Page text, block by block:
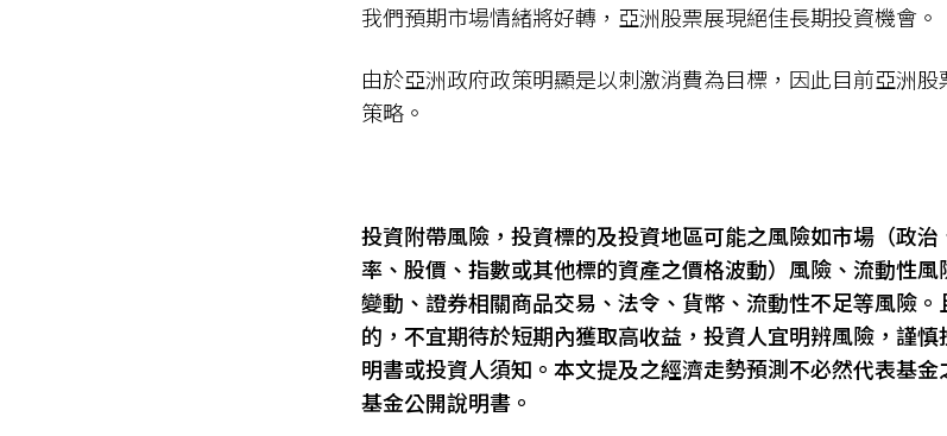
我們預期市場情緒將好轉，亞洲股票展現絕佳長期投資機會。
由於亞洲政府政策明顯是以刺激消費為目標，因此目前亞洲
策略。
投資附帶風險，投資標的及投資地區可能之風險如市場（政
率、股價、指數或其他標的資產之價格波動）風險、流動性
變動、證券相關商品交易、法令、貨幣、流動性不足等風險
的，不宜期待於短期內獲取高收益，投資人宜明辨風險，謹
明書或投資人須知。本文提及之經濟走勢預測不必然代表基
基金公開說明書。